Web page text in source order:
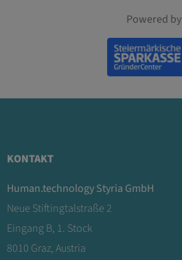
Powered by
KONTAKT
Human.technology Styria GmbH
Neue Stiftingtalstraße 2
Eingang B, 1. Stock
8010 Graz, Austria